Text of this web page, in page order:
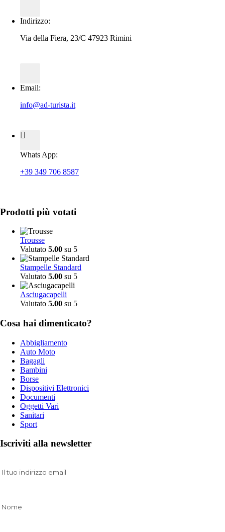
Indirizzo:
Via della Fiera, 23/C 47923 Rimini
Email:
info@ad-turista.it
Whats App:
+39 349 706 8587
Prodotti più votati
Trousse
Valutato 5.00 su 5
Stampelle Standard
Valutato 5.00 su 5
Asciugacapelli
Valutato 5.00 su 5
Cosa hai dimenticato?
Abbigliamento
Auto Moto
Bagagli
Bambini
Borse
Dispositivi Elettronici
Documenti
Oggetti Vari
Sanitari
Sport
Iscriviti alla newsletter